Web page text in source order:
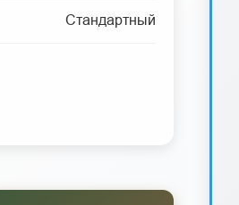
Стандартный